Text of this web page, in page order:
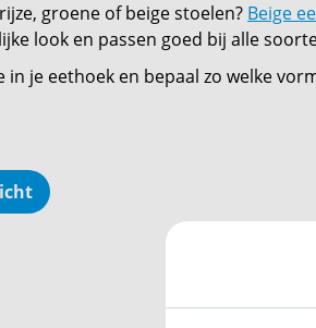
groene of beige stoelen? Beige
look en passen goed bij alle
in je eethoek en bepaal zo welke